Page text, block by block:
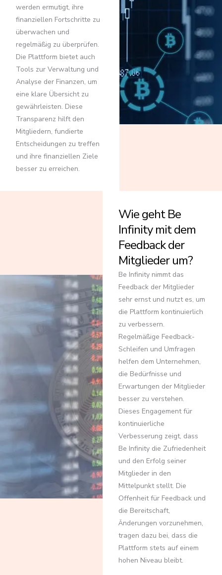
werden ermutigt, ihre
finanziellen Fortschritte zu
überwachen und
regelmäßig zu überprüfen.
Die Plattform bietet auch
Tools zur Verwaltung und
Analyse der Finanzen, um
eine klare Übersicht zu
gewährleisten. Diese
Transparenz hilft den
Mitgliedern, fundierte
Entscheidungen zu treffen
und ihre finanziellen Ziele
besser zu erreichen.
Wie geht Be
Infinity mit dem
Feedback der
Mitglieder um?
Be Infinity nimmt das
Feedback der Mitglieder
sehr ernst und nutzt es, um
die Plattform kontinuierlich
zu verbessern.
Regelmäßige Feedback-
Schleifen und Umfragen
helfen dem Unternehmen,
die Bedürfnisse und
Erwartungen der Mitglieder
besser zu verstehen.
Dieses Engagement für
kontinuierliche
Verbesserung zeigt, dass
Be Infinity die Zufriedenheit
und den Erfolg seiner
Mitglieder in den
Mittelpunkt stellt. Die
Offenheit für Feedback und
die Bereitschaft,
Änderungen vorzunehmen,
tragen dazu bei, dass die
Plattform stets auf einem
hohen Niveau bleibt.